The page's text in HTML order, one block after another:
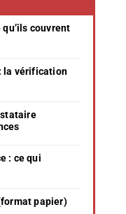
qu’ils couvrent
la vérification
: ce qui
papier)